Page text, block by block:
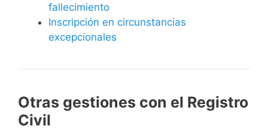
fallecimiento
Inscripción en circunstancias
excepcionales
Otras gestiones con el Registro
Civil